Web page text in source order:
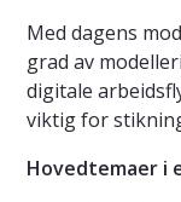
Med dagens
grad av
digitale
viktig for
Hovedtemaer i